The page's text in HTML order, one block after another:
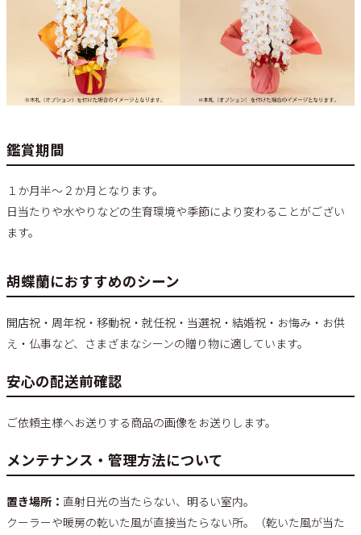
鑑賞期間
１か月半～２か月となります。
日当たりや水やりなどの生育環境や季節により変わることがござい
ます。
胡蝶蘭におすすめのシーン
開店祝・周年祝・移動祝・就任祝・当選祝・結婚祝・お悔み・お供
え・仏事など、さまざまなシーンの贈り物に適しています。
安心の配送前確認
ご依頼主様へお送りする商品の画像をお送りします。
メンテナンス・管理方法について
置き場所： 直射日光の当たらない、明るい室内。
クーラーや暖房の乾いた風が直接当たらない所。（乾いた風が当た